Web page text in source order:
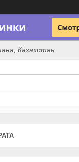
Казахстан